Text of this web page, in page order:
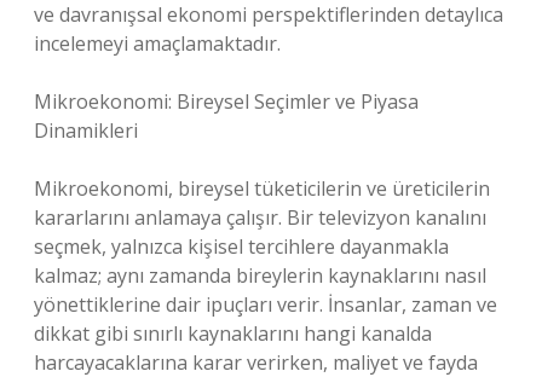
ve davranışsal ekonomi perspektiflerinden detaylıca
incelemeyi amaçlamaktadır.
Mikroekonomi: Bireysel Seçimler ve Piyasa
Dinamikleri
Mikroekonomi, bireysel tüketicilerin ve üreticilerin
kararlarını anlamaya çalışır. Bir televizyon kanalını
seçmek, yalnızca kişisel tercihlere dayanmakla
kalmaz; aynı zamanda bireylerin kaynaklarını nasıl
yönettiklerine dair ipuçları verir. İnsanlar, zaman ve
dikkat gibi sınırlı kaynaklarını hangi kanalda
harcayacaklarına karar verirken, maliyet ve fayda